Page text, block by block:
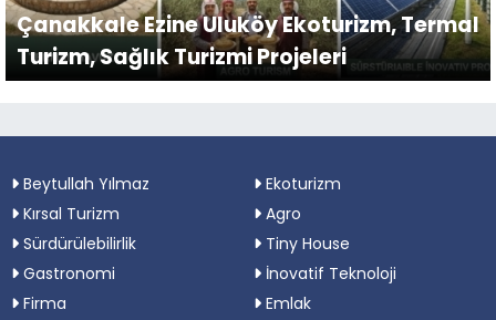
Çanakkale Ezine Uluköy Ekoturizm, Termal
Turizm, Sağlık Turizmi Projeleri
Beytullah Yılmaz
Ekoturizm
Kırsal Turizm
Agro
Sürdürülebilirlik
Tiny House
Gastronomi
İnovatif Teknoloji
Firma
Emlak